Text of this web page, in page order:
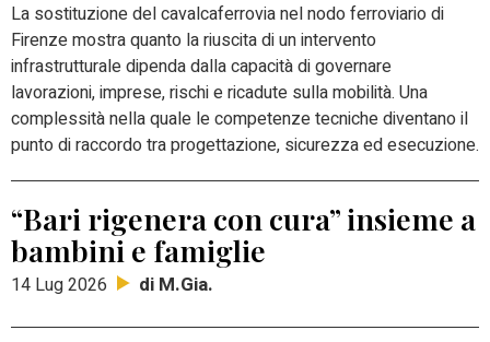
La sostituzione del cavalcaferrovia nel nodo ferroviario di
Firenze mostra quanto la riuscita di un intervento
infrastrutturale dipenda dalla capacità di governare
lavorazioni, imprese, rischi e ricadute sulla mobilità. Una
complessità nella quale le competenze tecniche diventano il
punto di raccordo tra progettazione, sicurezza ed esecuzione.
“Bari rigenera con cura” insieme a
bambini e famiglie
14 Lug 2026 di M.Gia.